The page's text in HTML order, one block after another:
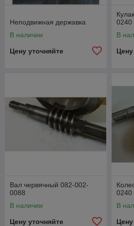
Неподвижная державка
В наличии
Цену уточняйте
0240
В
Вал червячный 082-002-
0088
В наличии
Цену уточняйте
0240
В